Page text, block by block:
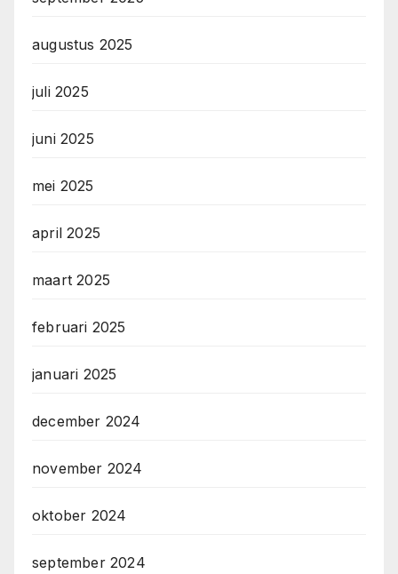
augustus 2025
juli 2025
juni 2025
mei 2025
april 2025
maart 2025
februari 2025
januari 2025
december 2024
november 2024
oktober 2024
september 2024